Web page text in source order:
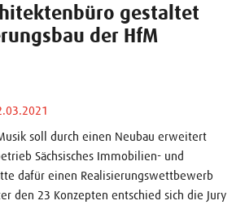
gestaltet
der HfM
soll durch einen Neubau erweitert
Sächsisches Immobilien- und
dafür einen Realisierungswettbewerb
den 23 Konzepten entschied sich die Jury